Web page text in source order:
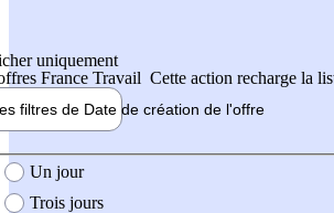
uniquement
France Travail Cette action recharge la
filtres de Date de création de l'offre
création de l'offre
Un jour
Trois jours